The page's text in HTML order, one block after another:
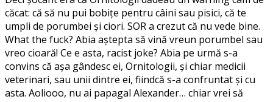
căcat: că să nu pui bobiţe pentru câini sau pisici, că te
umpli de porumbei şi ciori. SOR a crezut că nu vede bine.
What the fuck? Abia aştepta să vină vreun porumbel sau
vreo cioară! Ce e asta, racist joke? Abia pe urmă s-a
convins că aşa gândesc ei, Ornitologii, şi chiar medicii
veterinari, sau unii dintre ei, fiindcă s-a confruntat şi cu
asta. Aoliooo, nu ai papagal Alexander… chiar vrei să